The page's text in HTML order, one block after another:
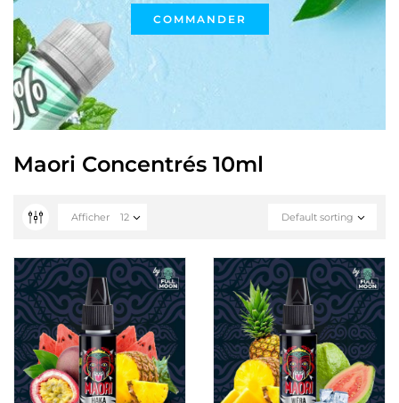
COMMANDER
Maori Concentrés 10ml
Default sorting
Afficher 12